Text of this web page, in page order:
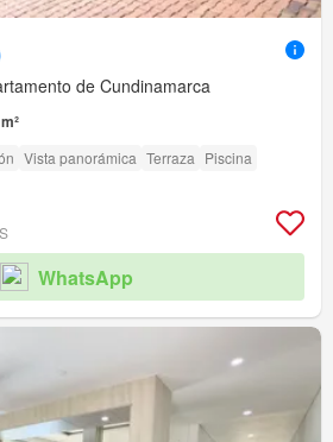
de Cundinamarca
Vista panorámica Terraza Piscina
WhatsApp